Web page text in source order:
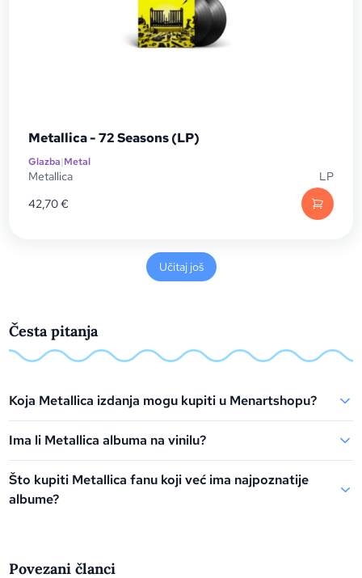
Metallica - 72 Seasons (LP)
Glazba|Metal
Metallica
LP
42,70€
Učitaj još
Česta pitanja
Koja Metallica izdanja mogu kupiti u Menartshopu?
Ima li Metallica albuma na vinilu?
Što kupiti Metallica fanu koji već ima najpoznatije
albume?
Povezani članci